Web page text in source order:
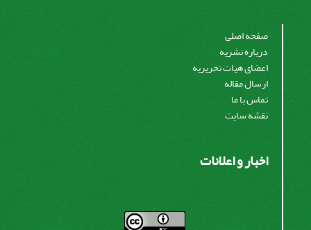
صفحه اصلی
درباره نشریه
اعضای هیات تحریریه
ارسال مقاله
تماس با ما
نقشه سایت
اخبار و اعلانات